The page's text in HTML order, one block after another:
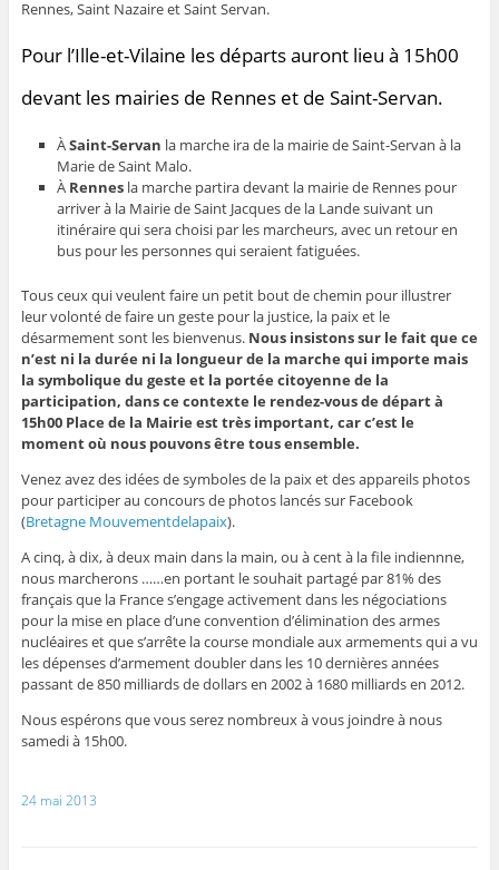
Rennes, Saint Nazaire et Saint Servan.
Pour l’Ille-et-Vilaine les départs auront lieu à 15h00
devant les mairies de Rennes et de Saint-Servan.
ÀSaint-Servan la marche ira de la mairie de Saint-Servan à la
Marie de Saint Malo.
À Rennes la marche partira devant la mairie de Rennes pour
arriver à la Mairie de Saint Jacques de la Lande suivant un
itinéraire qui sera choisi par les marcheurs, avec un retour en
bus pour les personnes qui seraient fatiguées.
Tous ceux qui veulent faire un petit bout de chemin pour illustrer
leur volonté de faire un geste pour la justice, la paix et le
désarmement sont les bienvenus. Nous insistons sur le fait que ce
n’est ni la durée ni la longueur de la marche qui importe mais
la symbolique du geste et la portée citoyenne de la
participation, dans ce contexte le rendez-vous de départ à
15h00 Place de la Mairie est très important, car c’est le
moment où nous pouvons être tous ensemble.
Venez avez des idées de symboles de la paix et des appareils photos
pour participer au concours de photos lancés sur Facebook
(Bretagne Mouvementdelapaix).
A cinq, à dix, à deux main dans la main, ou à cent à la file indiennne,
nous marcherons ……en portant le souhait partagé par 81% des
français que la France s’engage activement dans les négociations
pour la mise en place d’une convention d’élimination des armes
nucléaires et que s’arrête la course mondiale aux armements qui a vu
les dépenses d’armement doubler dans les 10 dernières années
passant de 850 milliards de dollars en 2002 à 1680 milliards en 2012.
Nous espérons que vous serez nombreux à vous joindre à nous
samedi à 15h00.
24 mai 2013